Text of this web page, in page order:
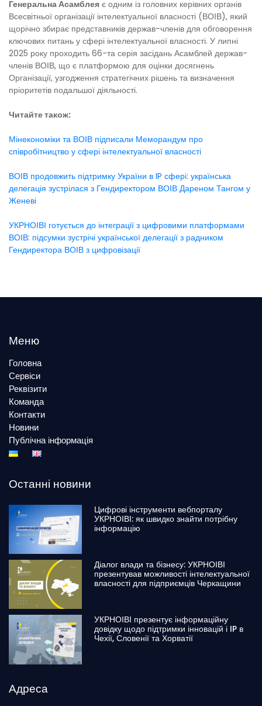
Генеральна Асамблея є одним із головних керівних органів
Всесвітньої організації інтелектуальної власності (ВОІВ), який
щорічно збирає представників держав-членів для обговорення
ключових питань у сфері інтелектуальної власності. У липні
2025 року проходить 66-та серія засідань Асамблей держав-
членів ВОІВ, що є платформою для оцінки досягнень
Організації, узгодження стратегічних рішень та визначення
пріоритетів подальшої діяльності.
Читайте також:
Мінекономіки та ВОІВ підписали Меморандум про
співробітництво у сфері інтелектуальної власності
ВОІВ продовжить підтримку України в IP сфері: українська
делегація зустрілася з Гендиректором ВОІВ Дареном Тангом у
Женеві
УКРНОІВІ готується до інтеграції з цифровими платформами
ВОІВ: підсумки зустрічі української делегації з радником
Гендиректора ВОІВ з цифровізації
Меню
Головна
Сервіси
Реквізити
Команда
Контакти
Новини
Публічна інформація
Останні новини
Цифрові інструменти вебпорталу
УКРНОІВІ: як швидко знайти потрібну
інформацію
Діалог влади та бізнесу: УКРНОІВІ
презентував можливості інтелектуальної
власності для підприємців Черкащини
УКРНОІВІ презентує інформаційну
довідку щодо підтримки інновацій і IP в
Чехії, Словенії та Хорватії
Адреса